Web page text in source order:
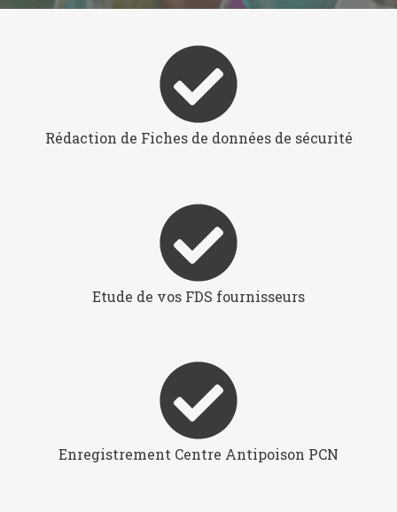
Rédaction de Fiches de données de sécurité
Etude de vos FDS fournisseurs
Enregistrement Centre Antipoison PCN